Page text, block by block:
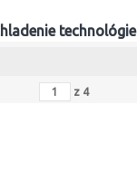
technológie
z 4